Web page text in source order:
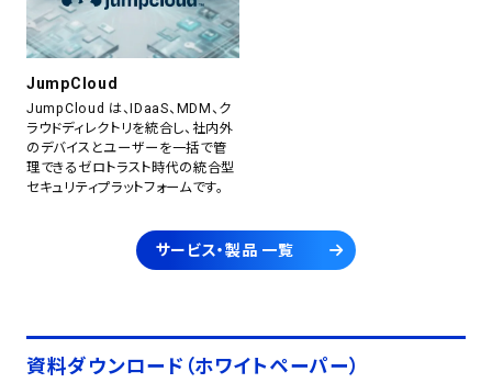
JumpCloud
JumpCloud は、IDaaS、MDM、ク
ラウドディレクトリを統合し、社内外
のデバイスとユーザーを一括で管
理できるゼロトラスト時代の統合型
セキュリティプラットフォームです。
サービス・製品 一覧
資料ダウンロード（ホワイトペーパー）